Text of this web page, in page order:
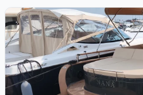
View details for Esposito -